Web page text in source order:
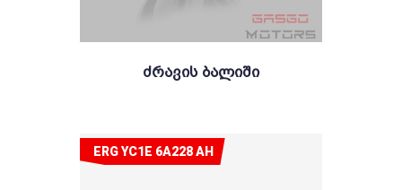
Ძრავის Ბალიში
ERG YC1E 6A228 AH